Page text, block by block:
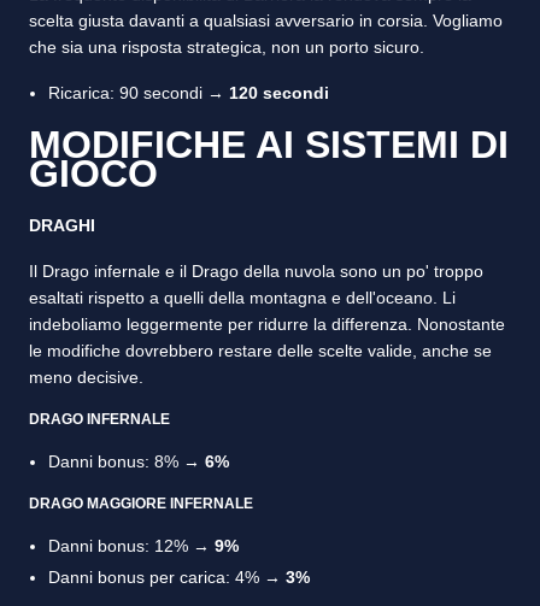
scelta giusta davanti a qualsiasi avversario in corsia. Vogliamo
che sia una risposta strategica, non un porto sicuro.
Ricarica: 90 secondi → 120 secondi
MODIFICHE AI SISTEMI DI
GIOCO
DRAGHI
Il Drago infernale e il Drago della nuvola sono un po' troppo
esaltati rispetto a quelli della montagna e dell'oceano. Li
indeboliamo leggermente per ridurre la differenza. Nonostante
le modifiche dovrebbero restare delle scelte valide, anche se
meno decisive.
DRAGO INFERNALE
Danni bonus: 8% → 6%
DRAGO MAGGIORE INFERNALE
Danni bonus: 12% → 9%
Danni bonus per carica: 4% → 3%